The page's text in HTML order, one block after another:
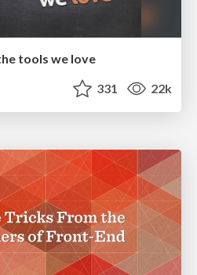
tools we love
331 22k